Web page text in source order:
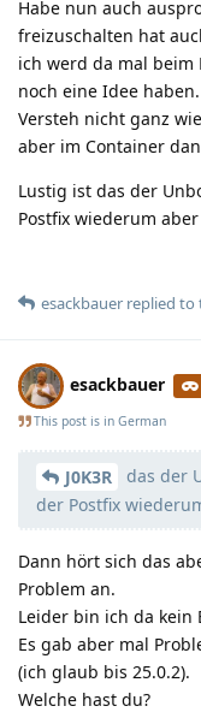
Habe nun auch
freizuschalten hat
ich werd da mal
noch eine Idee haben.
Versteh nicht ganz
aber im Container
Lustig ist das der
Postfix wiederum
esackbauer replied to
esackbauer
This post is in German
J0K3R
das der
der Postfix
Dann hört sich das
Problem an.
Leider bin ich da kein
Es gab aber mal
(ich glaub bis 25.0.2).
Welche hast du?